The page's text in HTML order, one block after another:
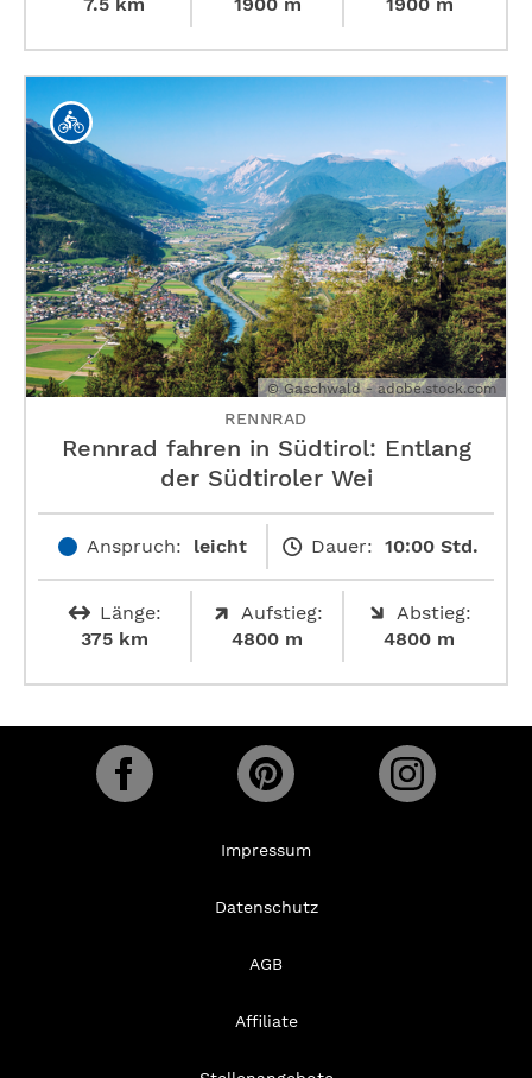
© Gaschwald - adobe.stock.com
RENNRAD
Rennrad fahren in Südtirol: Entlang
der Südtiroler Wei
Anspruch: leicht Dauer: 10:00 Std.
Länge:
375 km
Aufstieg:
4800 m
Abstieg:
4800 m
Impressum
Datenschutz
AGB
Affiliate